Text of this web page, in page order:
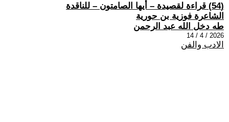
(54) قراءة لقصيدة – أيها الصامتون – للناقدة
الشاعرة فوزية بن حورية
طه دخل الله عبد الرحمن
2026 / 4 / 14
الادب والفن